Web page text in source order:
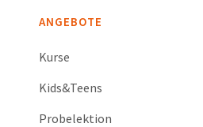
ANGEBOTE
Kurse
Kids&Teens
Probelektion